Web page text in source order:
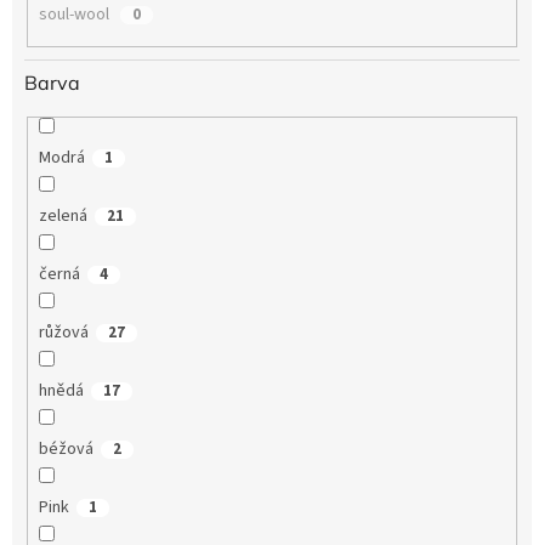
soul-wool 0
Barva
Modrá 1
zelená 21
černá 4
růžová 27
hnědá 17
béžová 2
Pink 1